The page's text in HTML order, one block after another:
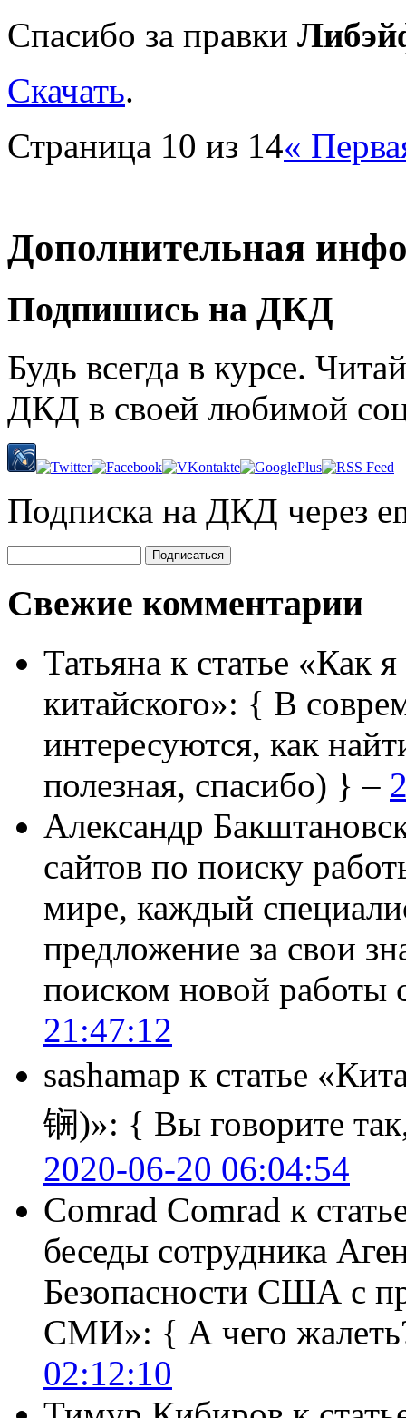
Спасибо за правки
Скачать.
Страница 10 из 14«
Дополнительная
Подпишись на ДКД
Будь всегда в курсе.
ДКД в своей любимой
Подписка на ДКД через
Свежие комментарии
Татьяна к статье «Как
китайского»: { В
интересуются, как
полезная, спасибо) } –
Александр
сайтов по поиску
мире, каждый
предложение за свои
поиском новой
21:47:12
sashamap к статье
锎)»: { Вы говорите
2020-06-20 06:04:54
Comrad Comrad к
беседы сотрудника
Безопасности США с
СМИ»: { А чего
02:12:10